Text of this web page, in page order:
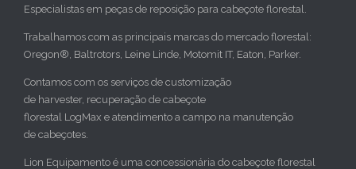
Especialistas em peças de reposição para cabeçote florestal.
Trabalhamos com as principais marcas do mercado florestal:
Oregon®, Baltrotors, Leine Linde, Motomit IT, Eaton, Parker.
Contamos com os serviços de customização
de harvester, recuperação de cabeçote
florestal LogMax e atendimento a campo na manutenção
de cabeçotes.
Lion Equipamento é uma concessionária do cabeçote florestal